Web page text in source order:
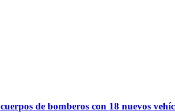
de bomberos con 18 nuevos